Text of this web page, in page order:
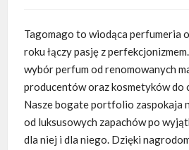
Tagomago to wiodąca perfumeria
roku łączy pasję z
wybór perfum od renomowanych
producentów oraz kosmetyków do
Nasze bogate portfolio zaspokaja
od luksusowych zapachów po
dla niej i dla niego. Dzięki